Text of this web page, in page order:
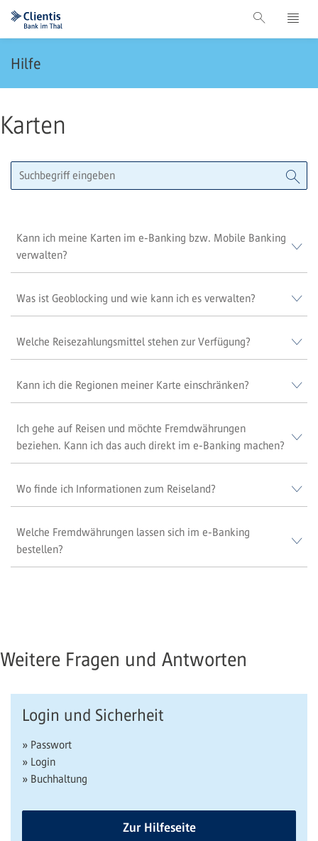
Hilfe
Karten
Kann ich meine Karten im e-Banking bzw. Mobile Banking
verwalten?
Was ist Geoblocking und wie kann ich es verwalten?
Welche Reisezahlungsmittel stehen zur Verfügung?
Kann ich die Regionen meiner Karte einschränken?
Ich gehe auf Reisen und möchte Fremdwährungen
beziehen. Kann ich das auch direkt im e-Banking machen?
Wo finde ich Informationen zum Reiseland?
Welche Fremdwährungen lassen sich im e-Banking
bestellen?
Weitere Fragen und Antworten
Login und Sicherheit
» Passwort
» Login
» Buchhaltung
Zur Hilfeseite